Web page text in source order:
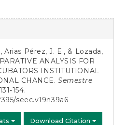
Arias Pérez, J. E., & Lozada,
ANALYSIS FOR
INSTITUTIONAL
CHANGE.Semestre
154.
seec.v19n39a6
Download Citation